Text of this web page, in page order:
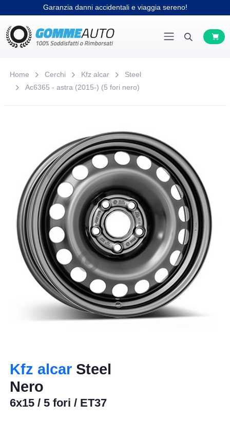
Garanzia danni accidentali e viaggia sereno!
Home Cerchi Kfz alcar
Steel
Ac6365 - astra (2015-) (5 fori nero)
Kfz alcar Steel
Nero
6x15 / 5 fori / ET37